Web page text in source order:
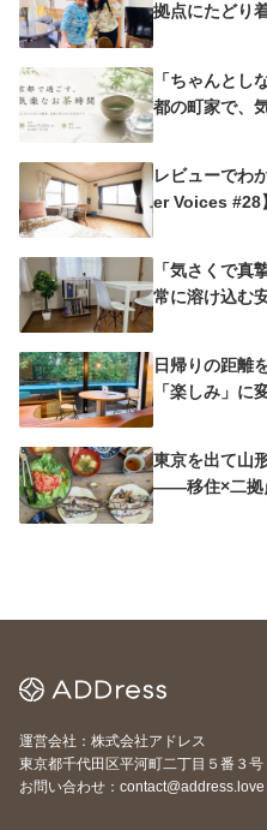
拠点にたどり
「ちゃんと
都の町家で、
レビューでわ
er Voices #28】
「気さくで真
常に溶け込む
日帰りの距離
「楽しみ」に
東京を出て山
——移住×二拠
運営会社：株式会社アドレス
東京都千代田区平河町二丁目５番３号
お問い合わせ：contact@address.love